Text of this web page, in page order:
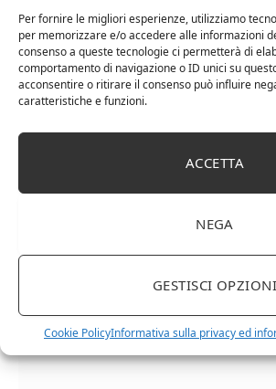
Per fornire le migliori esperienze, utilizziamo
per memorizzare e/o accedere alle informazioni
consenso a queste tecnologie ci permetterà di
comportamento di navigazione o ID unici su
acconsentire o ritirare il consenso può influire
caratteristiche e funzioni.
ACCETTA
NEGA
GESTISCI OPZIONI
Cookie PolicyInformativa sulla privacy ed
Cipriani Arrigo, Vino Rosso Veneto